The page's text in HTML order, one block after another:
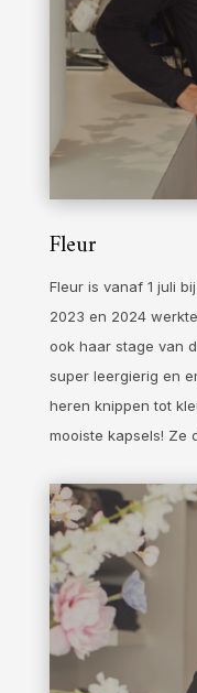
Fleur
Fleur is vanaf 1 juli
2023 en 2024
ook haar stage van
super leergierig en
heren knippen tot
mooiste kapsels! Ze